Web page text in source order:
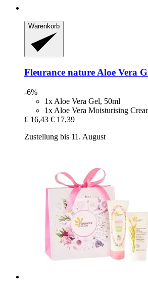
Warenkorb
Fleurance nature Aloe Vera
-6%
1x Aloe Vera Gel, 50ml
1x Aloe Vera Moisturising
€ 16,43 € 17,39
Zustellung bis 11. August